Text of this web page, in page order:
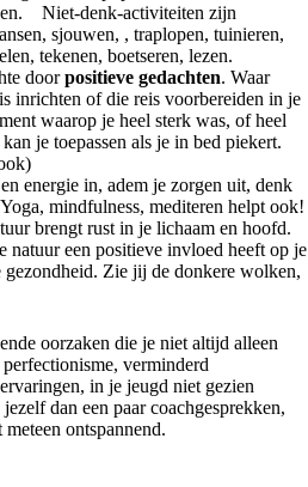
Niet-denk-activiteiten zijn
sjouwen, , traplopen, tuinieren,
tekenen, boetseren, lezen.
doorpositieve gedachten. Waar
inrichten of die reis voorbereiden in je
waarop je heel sterk was, of heel
je toepassen als je in bed piekert.
energie in, adem je zorgen uit, denk
mindfulness, mediteren helpt ook!
brengt rust in je lichaam en hoofd.
natuur een positieve invloed heeft op je
gezondheid. Zie jij de donkere wolken,
oorzaken die je niet altijd alleen
verminderd
in je jeugd niet gezien
dan een paar coachgesprekken,
ontspannend.